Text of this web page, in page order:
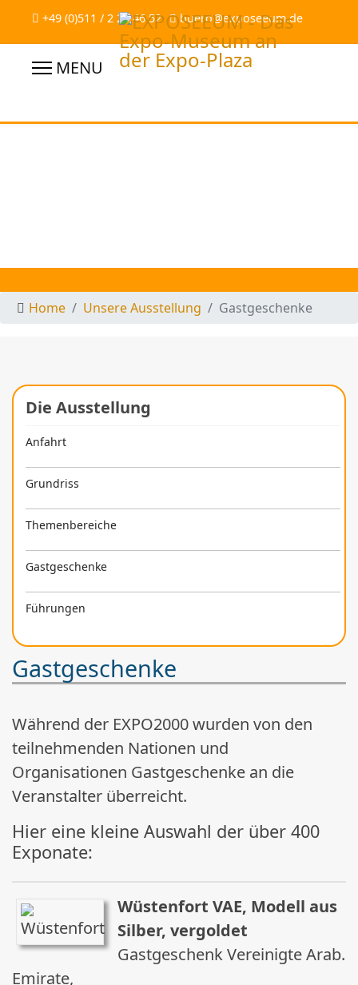
+49 (0)511 / 2 28 46 52 buero@exposeeum.de
Home Unsere Ausstellung Gastgeschenke
Die Ausstellung
Anfahrt
Grundriss
Themenbereiche
Gastgeschenke
Führungen
Gastgeschenke
Während der EXPO2000 wurden von den
teilnehmenden Nationen und
Organisationen Gastgeschenke an die
Veranstalter überreicht.
Hier eine kleine Auswahl der über 400
Exponate:
Wüstenfort VAE, Modell aus
Silber, vergoldet
Gastgeschenk Vereinigte Arab.
Emirate,